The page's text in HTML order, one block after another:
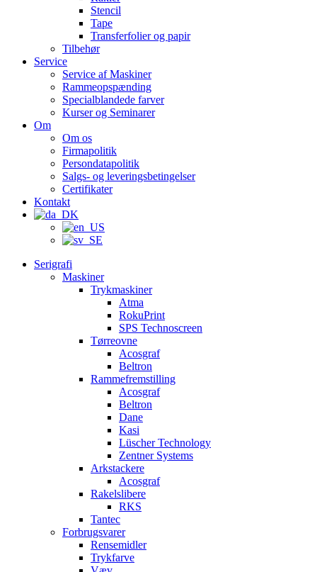
Stencil
Tape
Transferfolier og papir
Tilbehør
Service
Service af Maskiner
Rammeopspænding
Specialblandede farver
Kurser og Seminarer
Om
Om os
Firmapolitik
Persondatapolitik
Salgs- og leveringsbetingelser
Certifikater
Kontakt
Serigrafi
Maskiner
Trykmaskiner
Atma
RokuPrint
SPS Technoscreen
Tørreovne
Acosgraf
Beltron
Rammefremstilling
Acosgraf
Beltron
Dane
Kasi
Lüscher Technology
Zentner Systems
Arkstackere
Acosgraf
Rakelslibere
RKS
Tantec
Forbrugsvarer
Rensemidler
Trykfarve